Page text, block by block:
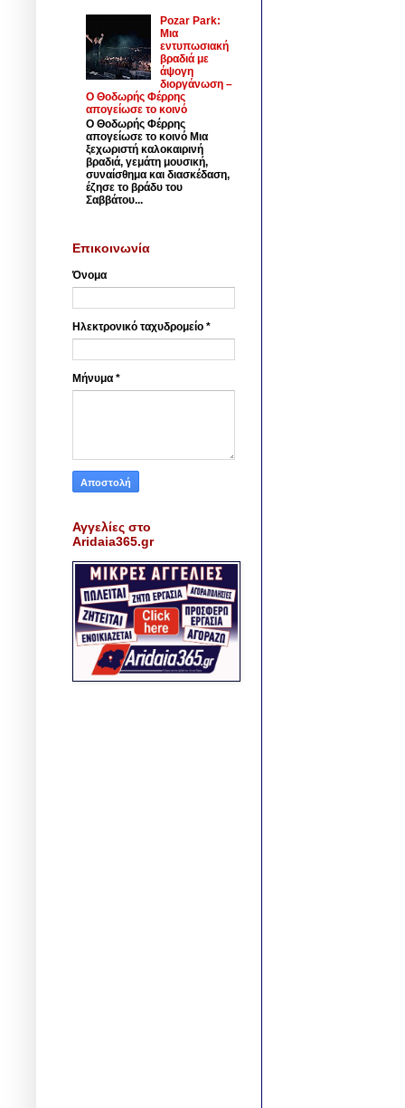
Pozar Park:
Μια
εντυπωσιακή
βραδιά με
άψογη
διοργάνωση –
Ο Θοδωρής Φέρρης
απογείωσε το κοινό
Ο Θοδωρής Φέρρης
απογείωσε το κοινό Μια
ξεχωριστή καλοκαιρινή
βραδιά, γεμάτη μουσική,
συναίσθημα και διασκέδαση,
έζησε το βράδυ του
Σαββάτου...
Επικοινωνία
Όνομα
Ηλεκτρονικό ταχυδρομείο *
Μήνυμα *
Αγγελίες στο
Aridaia365.gr